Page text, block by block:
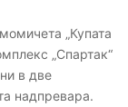
„Купата
„Спартак“
в две
надпревара.